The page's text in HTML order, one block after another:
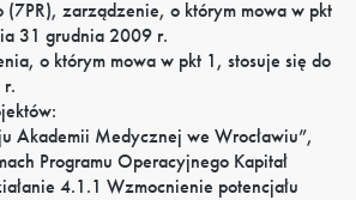
(7PR), zarządzenie, o którym mowa w pkt
31 grudnia 2009 r.
o którym mowa w pkt 1, stosuje się do
Akademii Medycznej we Wrocławiu”,
Programu Operacyjnego Kapitał
4.1.1 Wzmocnienie potencjału